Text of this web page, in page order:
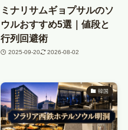
ミナリサムギョプサルのソ
ウルおすすめ5選｜値段と
行列回避術
2025-09-20 2026-08-02
韓国